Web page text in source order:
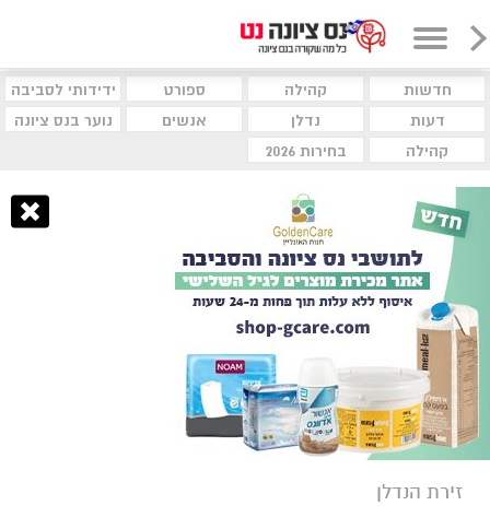
חדשות קהילה ספורט
ידידותי לסביבה
דעות
נדלן אנשים
נוער בנס ציונה
קהילה
בחירות 2026
זירת הנדלן